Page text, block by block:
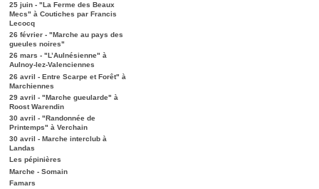
25 juin - "La Ferme des Beaux
Mecs" à Coutiches par Francis
Lecocq
26 février - "Marche au pays des
gueules noires"
26 mars - "L’Aulnésienne" à
Aulnoy-lez-Valenciennes
26 avril - Entre Scarpe et Forêt" à
Marchiennes
29 avril - "Marche gueularde" à
Roost Warendin
30 avril - "Randonnée de
Printemps" à Verchain
30 avril - Marche interclub à
Landas
Les pépinières
Marche - Somain
Famars